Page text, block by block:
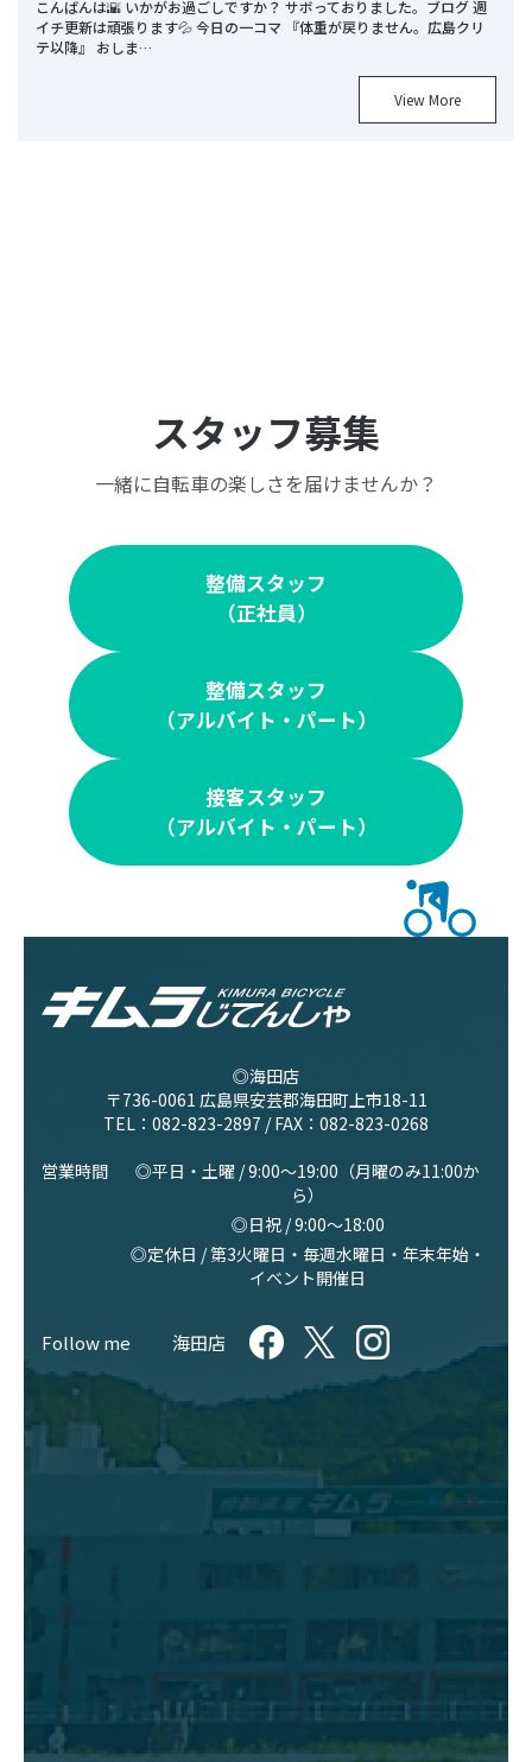
こんばんは🌇 いかがお過ごしですか？ サボっておりました。ブログ 週
イチ更新は頑張ります💦 今日の一コマ 『体重が戻りません。広島クリ
テ以降』 おしま…
View More
スタッフ募集
一緒に自転車の楽しさを届けませんか？
整備スタッフ
（正社員）
整備スタッフ
（アルバイト・パート）
接客スタッフ
（アルバイト・パート）
◎海田店
〒736-0061 広島県安芸郡海田町上市18-11
TEL： 082-823-2897 / FAX：082-823-0268
営業時間
◎平日・土曜 / 9:00〜19:00（月曜のみ11:00か
ら）
◎日祝 / 9:00〜18:00
◎定休日 / 第3火曜日・毎週水曜日・年末年始・
イベント開催日
Follow me 海田店